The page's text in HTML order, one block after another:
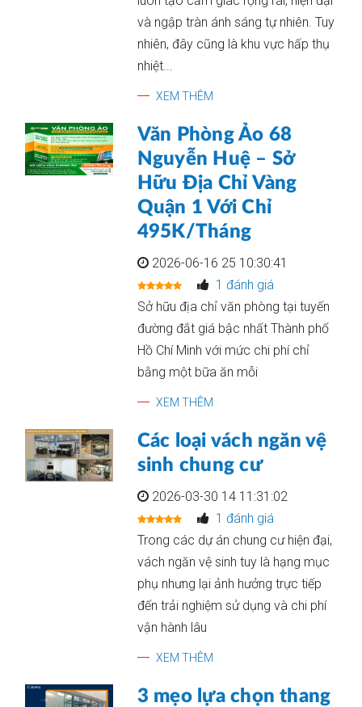
và ngập tràn ánh sáng tự nhiên. Tuy
nhiên, đây cũng là khu vực hấp thụ
nhiệt...
XEM THÊM
Văn Phòng Ảo 68
Nguyễn Huệ – Sở
Hữu Địa Chỉ Vàng
Quận 1 Với Chỉ
495K/Tháng
2026-06-16 25 10:30:41
1 đánh giá
Sở hữu địa chỉ văn phòng tại tuyến
đường đắt giá bậc nhất Thành phố
Hồ Chí Minh với mức chi phí chỉ
bằng một bữa ăn mỗi
XEM THÊM
Các loại vách ngăn vệ
sinh chung cư
2026-03-30 14 11:31:02
1 đánh giá
Trong các dự án chung cư hiện đại,
vách ngăn vệ sinh tuy là hạng mục
phụ nhưng lại ảnh hưởng trực tiếp
đến trải nghiệm sử dụng và chi phí
vận hành lâu
XEM THÊM
3 mẹo lựa chọn thang